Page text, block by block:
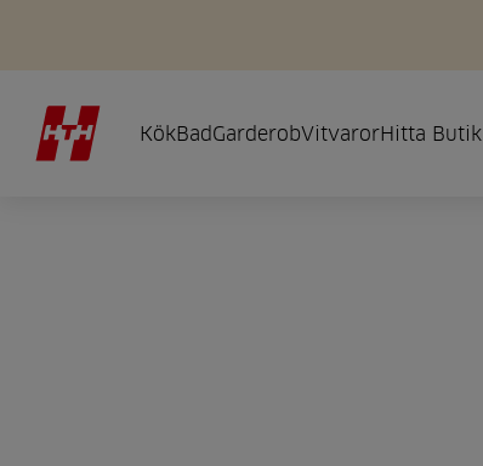
KökBadGarderobVitvarorHitta Butik